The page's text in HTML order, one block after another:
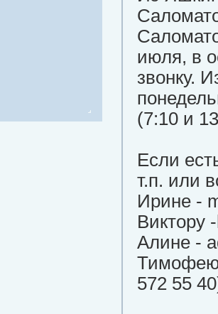
июля, в
звонку.
(7:10 и
Если
т.п. или
Ирине -
Виктору
Алине -
572 55